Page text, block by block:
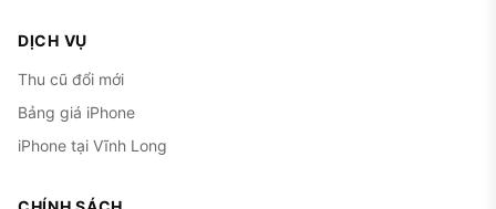
DỊCH VỤ
Thu cũ đổi mới
Bảng giá iPhone
iPhone tại Vĩnh Long